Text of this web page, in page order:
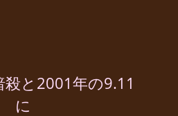
と2001年の9.11
に